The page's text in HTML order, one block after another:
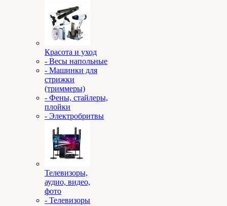
Красота и уход
- Весы напольные
- Машинки для
стрижки
(триммеры)
- Фены, стайлеры,
плойки
- Электробритвы
Телевизоры,
аудио, видео,
фото
- Телевизоры